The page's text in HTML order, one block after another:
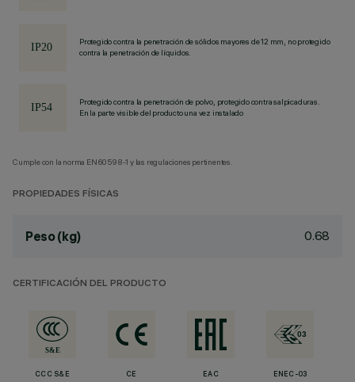
Protegido contra la penetración de sólidos mayores de 12 mm, no protegido
contra la penetración de líquidos.
Protegido contra la penetración de polvo, protegido contra salpicaduras.
En la parte visible del producto una vez instalado
Cumple con la norma EN60598-1 y las regulaciones pertinentes.
PROPIEDADES FÍSICAS
Peso (kg) 0.68
CERTIFICACIÓN DEL PRODUCTO
CCC S&E CE EAC ENEC-03